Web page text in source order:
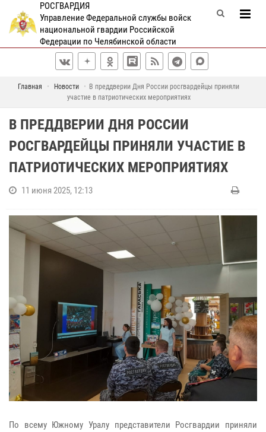
РОСГВАРДИЯ
Управление Федеральной службы войск
национальной гвардии Российской
Федерации по Челябинской области
Главная Новости
В преддверии Дня России росгвардейцы приняли
участие в патриотических мероприятиях
В ПРЕДДВЕРИИ ДНЯ РОССИИ
РОСГВАРДЕЙЦЫ ПРИНЯЛИ УЧАСТИЕ В
ПАТРИОТИЧЕСКИХ МЕРОПРИЯТИЯХ
11 июня 2025, 12:13
По всему Южному Уралу представители Росгвардии приняли